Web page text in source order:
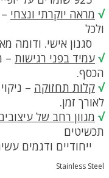
√ מראה יוקרתי ונצחי
ולכל
סגנון אישי. ודומה
√ עמיד בפני רגישות –
הכסף.
√ קלות תחזוקה –
לאורך זמן.
√ מגוון רחב של
תכשיטים
ייחודיים ודגמים
Stainless Steel